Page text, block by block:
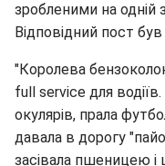
зробленими на одній
Відповідний пост
"Королева
full service для
окулярів, прала
давала в дорогу
засівала пшеницею і